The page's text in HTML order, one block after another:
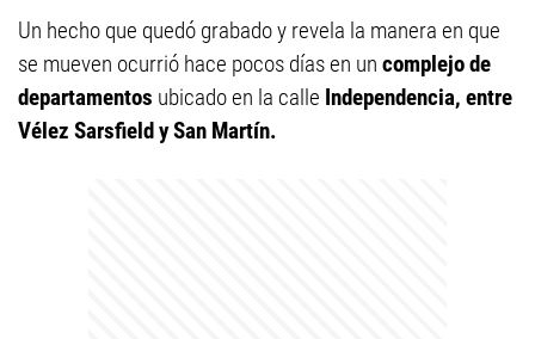
Un hecho que quedó grabado y revela la manera en que
se mueven ocurrió hace pocos días en un complejo de
departamentos ubicado en la calle Independencia, entre
Vélez Sarsfield y San Martín.